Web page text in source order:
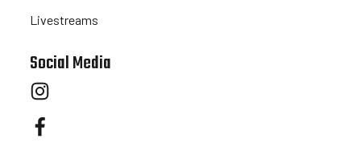
Livestreams
Social Media